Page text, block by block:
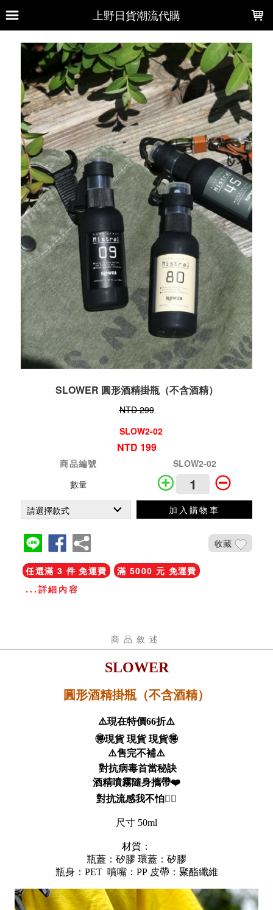
上野日貨潮流代購
SLOWER 圓形酒精掛瓶（不含酒精）
NTD 299
SLOW2-02
NTD 199
商品編號
SLOW2-02
數量
加入購物車
收藏
任選滿 3 件 免運費
滿 5000 元 免運費
...詳細內容
商品敘述